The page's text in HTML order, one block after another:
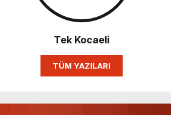
Tek Kocaeli
TÜM YAZILARI